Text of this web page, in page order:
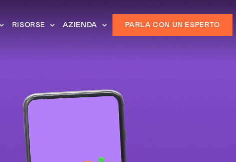
RISORSE AZIENDA PARLA CON UN ESPERTO